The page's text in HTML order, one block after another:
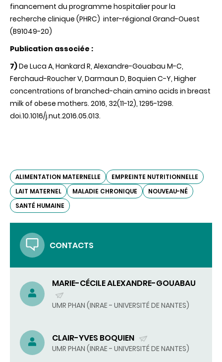
financement du programme hospitalier pour la
recherche clinique (PHRC) inter-régional Grand-Ouest
(B91049-20)
Publication associée :
7)De Luca A, Hankard R, Alexandre-Gouabau M-C,
Ferchaud-Roucher V, Darmaun D, Boquien C-Y, Higher
concentrations of branched-chain amino acids in breast
milk of obese mothers. 2016, 32(11-12), 1295-1298.
doi.10.1016/j.nut.2016.05.013.
ALIMENTATION MATERNELLE
EMPREINTE NUTRITIONNELLE
LAIT MATERNEL
MALADIE CHRONIQUE
NOUVEAU-NÉ
SANTÉ HUMAINE
CONTACTS
MARIE-CÉCILE ALEXANDRE-GOUABAU
(ENVOYER
UMR PHAN (INRAE - UNIVERSITÉ DE NANTES)
CLAIR-YVES BOQUIEN
(ENVOYER
UMR PHAN (INRAE - UNIVERSITÉ DE NANTES)